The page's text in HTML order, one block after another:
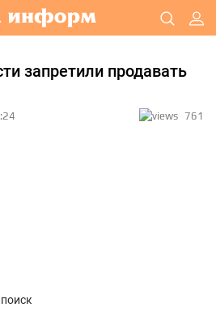
запретили продавать
761